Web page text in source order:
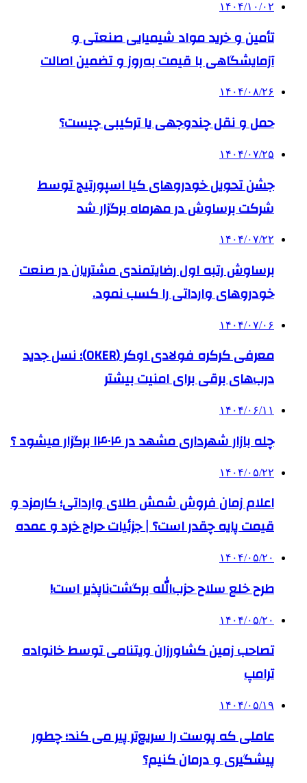
۱۴۰۴/۱۰/۰۲
تأمین و خرید مواد شیمیایی صنعتی و
آزمایشگاهی با قیمت به‌روز و تضمین اصالت
۱۴۰۴/۰۸/۲۶
حمل و نقل چندوجهی یا ترکیبی چیست؟
۱۴۰۴/۰۷/۲۵
جشن تحویل خودروهای کیا اسپورتیج توسط
شرکت برساوش در مهرماه برگزار شد
۱۴۰۴/۰۷/۲۲
برساوش رتبه اول رضایتمندی مشتریان در صنعت
خودروهای وارداتی را کسب نمود.
۱۴۰۴/۰۷/۰۶
معرفی کرکره فولادی اوکر (OKER)؛ نسل جدید
درب‌های برقی برای امنیت بیشتر
۱۴۰۴/۰۶/۱۱
چله بازار شهرداری مشهد در ۱۴۰۴ برگزار میشود ؟
۱۴۰۴/۰۵/۲۲
اعلام زمان فروش شمش طلای وارداتی؛ کارمزد و
قیمت پایه چقدر است؟ | جزئیات حراج خرد و عمده
۱۴۰۴/۰۵/۲۰
طرح خلع سلاح حزب‌الله برگشت‌ناپذیر است!
۱۴۰۴/۰۵/۲۰
تصاحب زمین کشاورزان ویتنامی توسط خانواده
ترامپ
۱۴۰۴/۰۵/۱۹
عاملی که پوست را سریع‌تر پیر می کند؛ چطور
پیشگیری و درمان کنیم؟